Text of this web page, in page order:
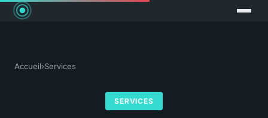
Accueil›Services
SERVICES